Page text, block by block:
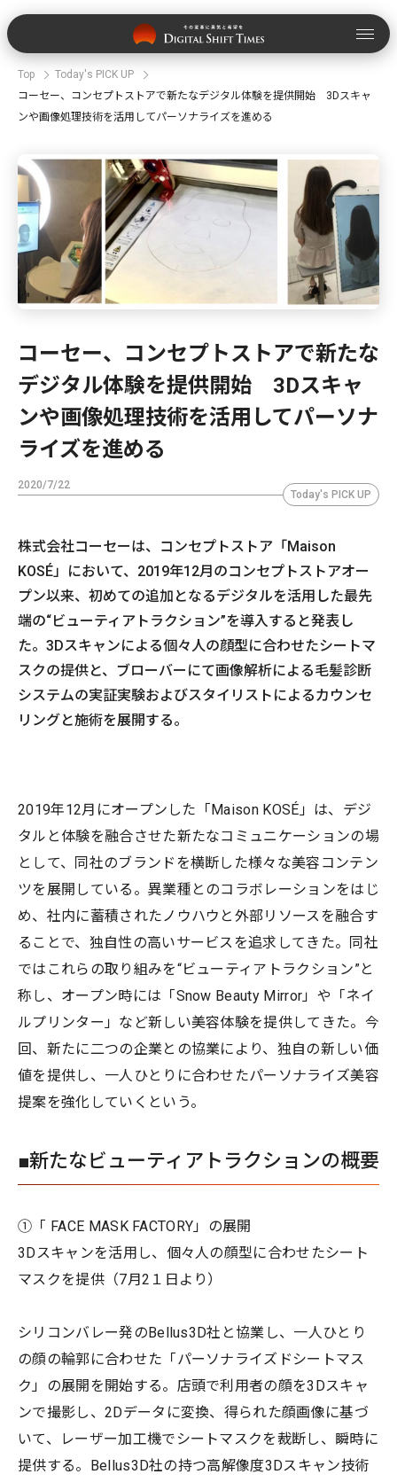
Top
Today's PICK UP
コーセー、コンセプトストアで新たなデジタル体験を提供開始 3Dスキャ
ンや画像処理技術を活用してパーソナライズを進める
コーセー、コンセプトストアで新たな
デジタル体験を提供開始 3Dスキャ
ンや画像処理技術を活用してパーソナ
ライズを進める
2020/7/22
Today's PICK UP
株式会社コーセーは、コンセプトストア「Maison
KOSÉ」において、2019年12月のコンセプトストアオー
プン以来、初めての追加となるデジタルを活用した最先
端の“ビューティアトラクション”を導入すると発表し
た。3Dスキャンによる個々人の顔型に合わせたシートマ
スクの提供と、ブローバーにて画像解析による毛髪診断
システムの実証実験およびスタイリストによるカウンセ
リングと施術を展開する。
2019年12月にオープンした「Maison KOSÉ」は、デジ
タルと体験を融合させた新たなコミュニケーションの場
として、同社のブランドを横断した様々な美容コンテン
ツを展開している。異業種とのコラボレーションをはじ
め、社内に蓄積されたノウハウと外部リソースを融合す
ることで、独自性の高いサービスを追求してきた。同社
ではこれらの取り組みを“ビューティアトラクション”と
称し、オープン時には「Snow Beauty Mirror」や「ネイ
ルプリンター」など新しい美容体験を提供してきた。今
回、新たに二つの企業との協業により、独自の新しい価
値を提供し、一人ひとりに合わせたパーソナライズ美容
提案を強化していくという。
■新たなビューティアトラクションの概要
①「 FACE MASK FACTORY」の展開
3Dスキャンを活用し、個々人の顔型に合わせたシート
マスクを提供（7月2１日より）
シリコンバレー発のBellus3D社と協業し、一人ひとり
の顔の輪郭に合わせた「パーソナライズドシートマス
ク」の展開を開始する。店頭で利用者の顔を3Dスキャ
ンで撮影し、2Dデータに変換、得られた顔画像に基づ
いて、レーザー加工機でシートマスクを裁断し、瞬時に
提供する。Bellus3D社の持つ高解像度3Dスキャン技術